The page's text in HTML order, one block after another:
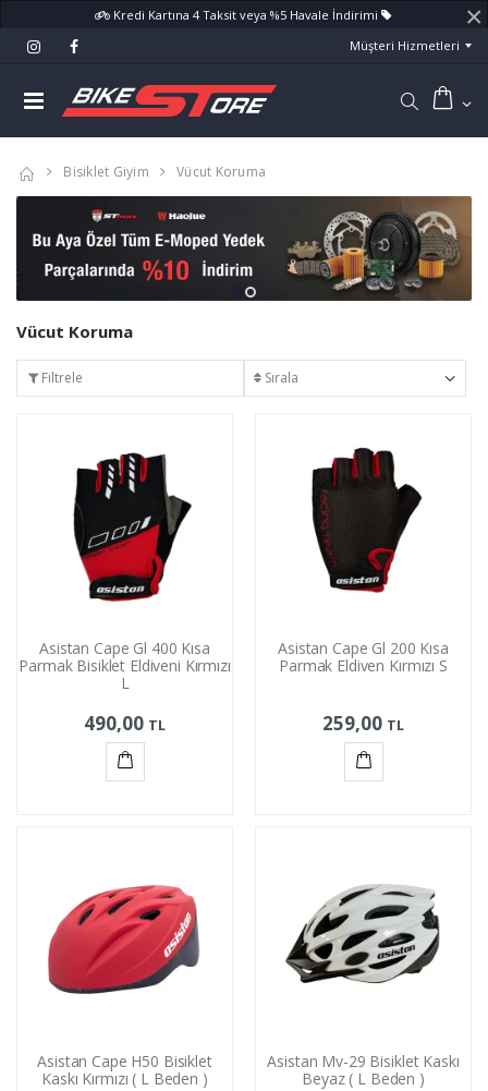
Kredi Kartına 4 Taksit veya %5 Havale İndirimi ×
Müşteri Hizmetleri
Bisiklet Giyim Vücut Koruma
Vücut Koruma
Filtrele
Asistan Cape Gl 400 Kısa
Parmak Bisiklet Eldiveni Kırmızı
L
490,00 TL
Asistan Cape Gl 200 Kısa
Parmak Eldiven Kırmızı S
259,00 TL
Asistan Cape H50 Bisiklet
Kaskı Kırmızı ( L Beden )
Asistan Mv-29 Bisiklet Kaskı
Beyaz ( L Beden )